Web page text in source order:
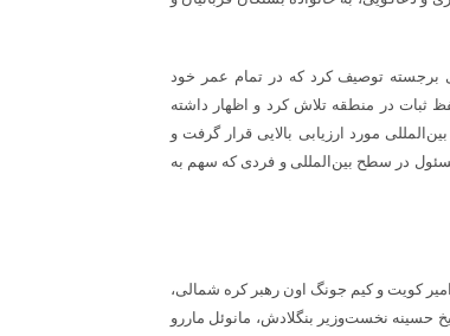
برجسته توصیف کرد که در تمام عمر خود
ثبات در منطقه تلاش کرد و اظهار داشته
مورد ارزیابی بالایی قرار گرفت و
در سطح بین‌المللی و فردی که سهم به
کویت و کیم جونگ اون رهبر کره شمالی،
حسینه نخست‌وزیر بنگلادش، مانوئل ماررو